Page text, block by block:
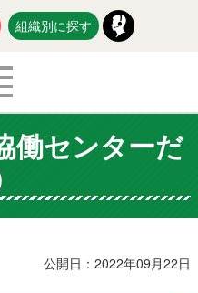
組織別に探す
出産・子育て
教育・文化・スポーツ
働センターだ
公開日：2022年09月22日